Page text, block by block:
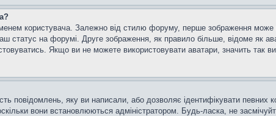
користувача. Залежно від стилю форуму, перше зображення може
статус на форумі. Друге зображення, як правило більше, відоме як
Якщо ви не можете використовувати аватари, значить так
повідомлень, яку ви написали, або дозволяє ідентифікувати певних
вони встановлюються адміністратором. Будь-ласка, не